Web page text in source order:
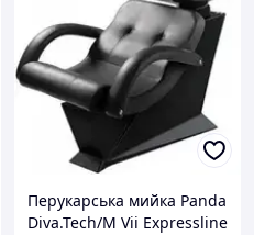
Перукарська мийка Panda
Diva.Tech/M Vii Expressline